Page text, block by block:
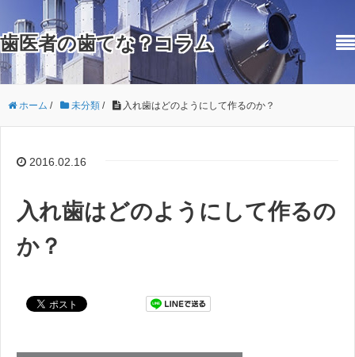
歯医者の歯てな？コラム
ホーム / 未分類 / 入れ歯はどのようにして作るのか？
2016.02.16
入れ歯はどのようにして作るの
か？